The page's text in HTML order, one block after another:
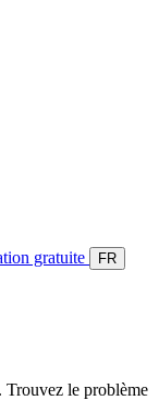
gratuite FR
Trouvez le problème